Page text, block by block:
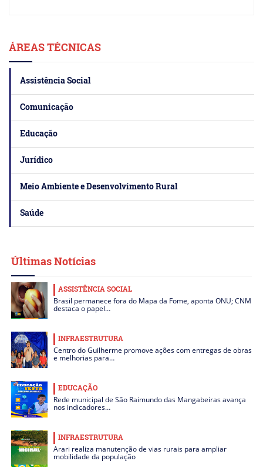
ÁREAS TÉCNICAS
Assistência Social
Comunicação
Educação
Jurídico
Meio Ambiente e Desenvolvimento Rural
Saúde
Últimas Notícias
ASSISTÊNCIA SOCIAL
Brasil permanece fora do Mapa da Fome, aponta ONU; CNM
destaca o papel…
INFRAESTRUTURA
Centro do Guilherme promove ações com entregas de obras
e melhorias para…
EDUCAÇÃO
Rede municipal de São Raimundo das Mangabeiras avança
nos indicadores…
INFRAESTRUTURA
Arari realiza manutenção de vias rurais para ampliar
mobilidade da população